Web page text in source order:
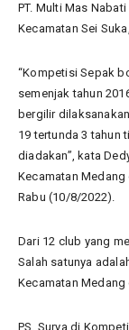
PT. Multi Mas
Kecamatan Sei
“Kompetisi Sepak
semenjak tahun
bergilir
19 tertunda 3 tahun
diadakan”, kata
Kecamatan Medang
Rabu (10/8/2022).
Dari 12 club yang
Salah satunya
Kecamatan
PS. Surya di